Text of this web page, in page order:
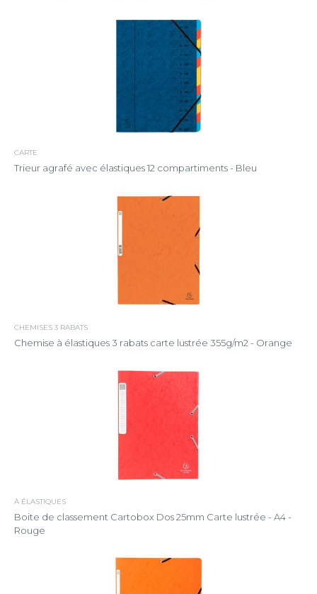
CARTE
Trieur agrafé avec élastiques 12 compartiments - Bleu
CHEMISES 3 RABATS
Chemise à élastiques 3 rabats carte lustrée 355g/m2 - Orange
À ÉLASTIQUES
Boite de classement Cartobox Dos 25mm Carte lustrée - A4 -
Rouge